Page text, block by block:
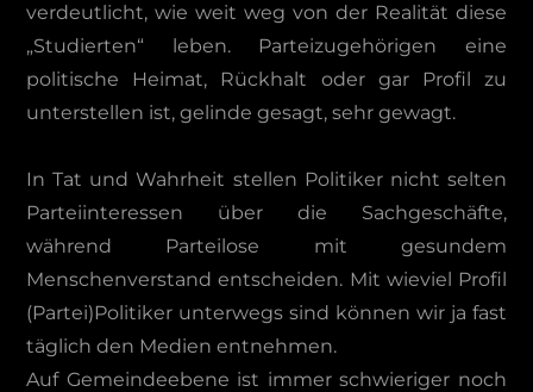
verdeutlicht, wie weit weg von der Realität diese
„Studierten“ leben. Parteizugehörigen eine
politische Heimat, Rückhalt oder gar Profil zu
unterstellen ist, gelinde gesagt, sehr gewagt.
In Tat und Wahrheit stellen Politiker nicht selten
Parteiinteressen über die Sachgeschäfte,
während Parteilose mit gesundem
Menschenverstand entscheiden. Mit wieviel Profil
(Partei)Politiker unterwegs sind können wir ja fast
täglich den Medien entnehmen.
Auf Gemeindeebene ist immer schwieriger noch